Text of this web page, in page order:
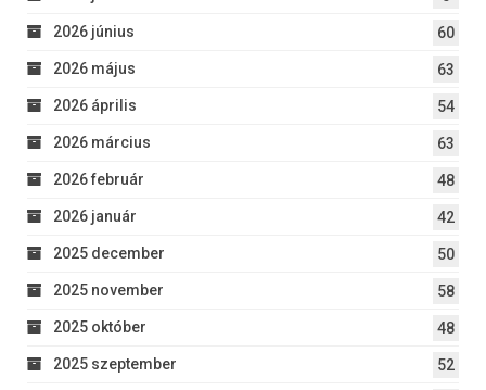
2026 június 60
2026 május 63
2026 április 54
2026 március 63
2026 február 48
2026 január 42
2025 december 50
2025 november 58
2025 október 48
2025 szeptember 52